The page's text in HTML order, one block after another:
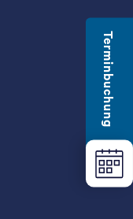
Terminbuchung